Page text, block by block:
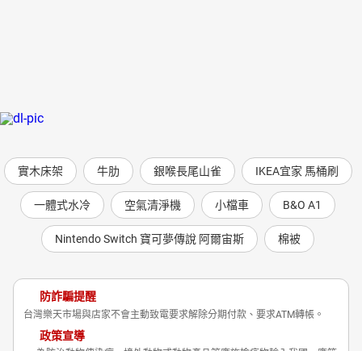
實木床架 牛肋 銀喉長尾山雀 IKEA宜家 馬桶刷
一體式水冷 空氣清淨機 小檔車 B&O A1
Nintendo Switch 寶可夢傳說 阿爾宙斯 棉被
防詐騙提醒
台灣樂天市場與店家不會主動致電要求解除分期付款、要求ATM轉帳。
政策宣導